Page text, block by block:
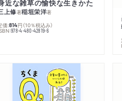
近な雑草の愉快な生きかた
上修著稲垣栄洋著
価:814円 （10％税込み）
978-4-480-42819-6